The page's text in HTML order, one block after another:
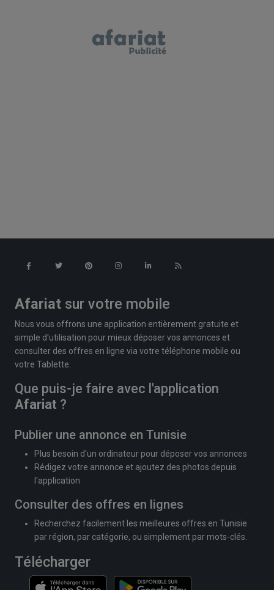
Afariat sur votre mobile
Nous vous offrons une application entièrement gratuite et
simple d'utilisation pour mieux déposer vos annonces et
consulter des offres en ligne via votre téléphone mobile ou
votre Tablette.
Que puis-je faire avec l'application
Afariat ?
Publier une annonce en Tunisie
Plus besoin d'un ordinateur pour déposer vos annonces
Rédigez votre annonce et ajoutez des photos depuis
l'application
Consulter des offres en lignes
Recherchez facilement les meilleures offres en Tunisie
par région, par catégorie, ou simplement par mots-clés.
Télécharger